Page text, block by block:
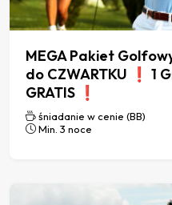
MEGA Pakiet
do CZWARTKU ❗️ 1
GRATIS ❗️
śniadanie w cenie (BB)
Min. 3 noce